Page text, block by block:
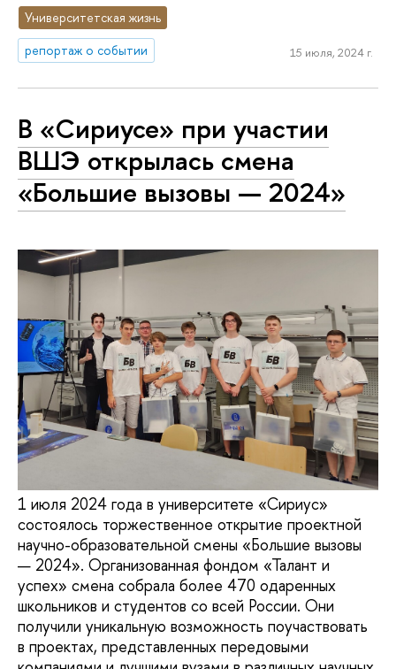
Университетская жизнь
репортаж о событии
15 июля, 2024 г.
В «Сириусе» при участии
ВШЭ открылась смена
«Большие вызовы — 2024»
1 июля 2024 года в университете «Сириус»
состоялось торжественное открытие проектной
научно-образовательной смены «Большие вызовы
— 2024». Организованная фондом «Талант и
успех» смена собрала более 470 одаренных
школьников и студентов со всей России. Они
получили уникальную возможность поучаствовать
в проектах, представленных передовыми